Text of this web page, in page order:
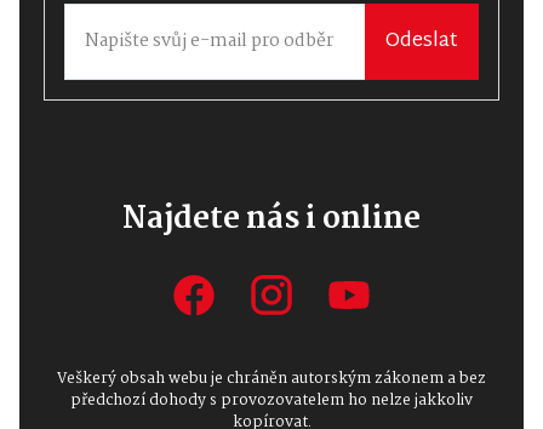
Odeslat
Najdete nás i online
Veškerý obsah webu je chráněn autorským zákonem a bez
předchozí dohody s provozovatelem ho nelze jakkoliv
kopírovat.